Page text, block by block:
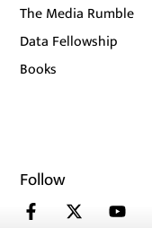
The Media Rumble
Data Fellowship
Books
Follow